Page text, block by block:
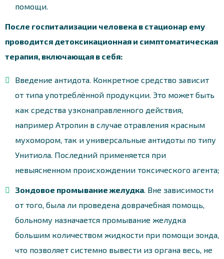
помощи.
После госпитализации человека в стационар ему
проводится детоксикационная и симптоматическая
терапия, включающая в себя:
Введение антидота. Конкретное средство зависит
от типа употреблённой продукции. Это может быть
как средства узконаправленного действия,
например Атропин в случае отравления красным
мухомором, так и универсальные антидоты по типу
Унитиола. Последний применяется при
невыясненном происхождении токсического агента;
Зондовое промывание желудка . Вне зависимости
от того, была ли проведена доврачебная помощь,
больному назначается промывание желудка
большим количеством жидкости при помощи зонда,
что позволяет системно вывести из органа весь, не